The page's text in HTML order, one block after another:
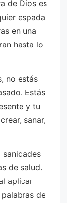
de Dios es
espada
en una
hasta lo
no estás
Estás
y tu
sanar,
sanidades
de salud.
aplicar
de